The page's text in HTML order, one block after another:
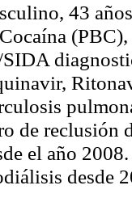
43
de reclusión
el año
desde